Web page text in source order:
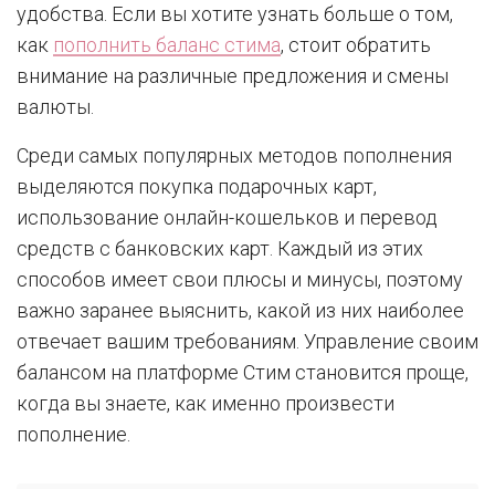
удобства. Если вы хотите узнать больше о том,
как пополнить баланс стима, стоит обратить
внимание на различные предложения и смены
валюты.
Среди самых популярных методов пополнения
выделяются покупка подарочных карт,
использование онлайн-кошельков и перевод
средств с банковских карт. Каждый из этих
способов имеет свои плюсы и минусы, поэтому
важно заранее выяснить, какой из них наиболее
отвечает вашим требованиям. Управление своим
балансом на платформе Стим становится проще,
когда вы знаете, как именно произвести
пополнение.